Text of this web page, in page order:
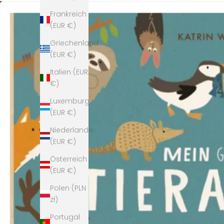
Frankreich
(EUR €)
Griechenland
(EUR €)
Italien (EUR
€)
Luxemburg
(EUR €)
Niederlande
(EUR €)
Österreich
(EUR €)
Polen (PLN
zł)
Portugal